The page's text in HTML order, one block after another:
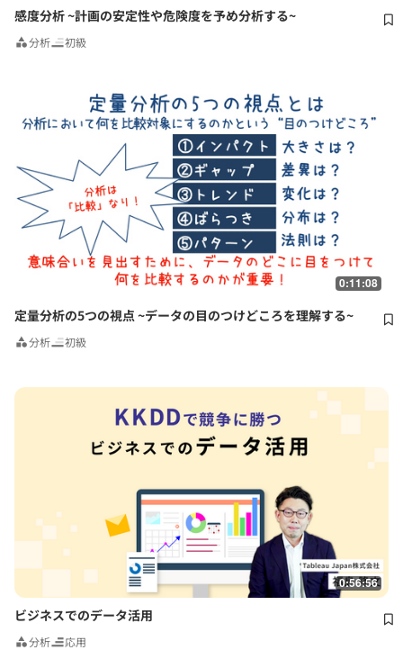
感度分析 ~計画の安定性や危険度を予め分析する~
分析 初級
0:11:08
定量分析の5つの視点 ~データの目のつけどころを理解する~
分析 初級
0:56:56
ビジネスでのデータ活用
分析 応用